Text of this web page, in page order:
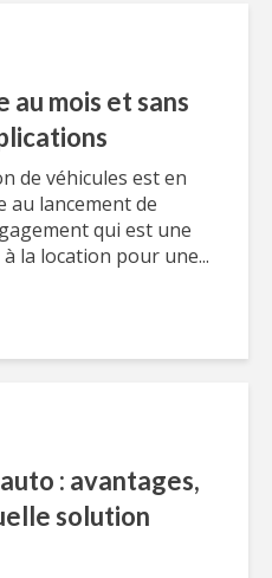
mois et sans
de véhicules est en
au lancement de
qui est une
la location pour une...
: avantages,
solution